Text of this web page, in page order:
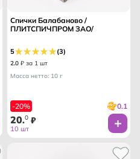
Спички Балабаново /
ПЛИТСПИЧПРОМ ЗАО/
5 (3)
2.0 ₽ за 1 шт
Масса нетто: 10 г
-20% 0.1
20.0 ₽
10 шт